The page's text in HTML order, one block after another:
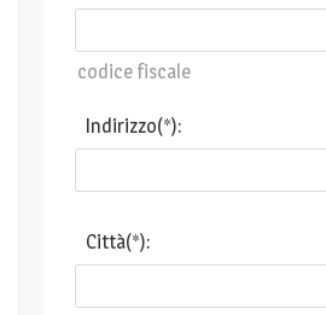
codice fiscale
Indirizzo(*):
Città(*):